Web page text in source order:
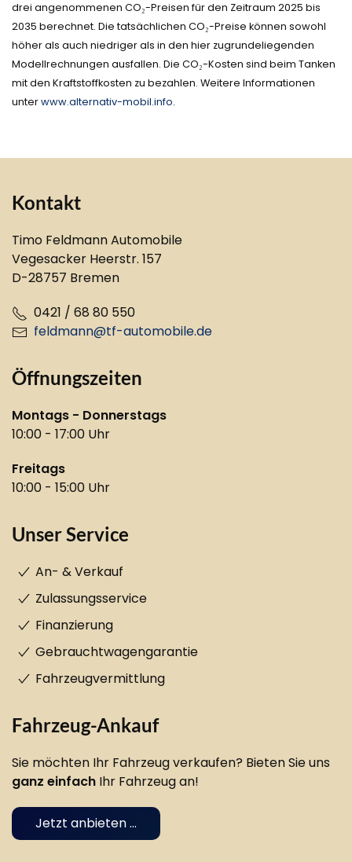
drei angenommenen CO₂-Preisen für den Zeitraum 2025 bis
2035 berechnet. Die tatsächlichen CO₂-Preise können sowohl
höher als auch niedriger als in den hier zugrundeliegenden
Modellrechnungen ausfallen. Die CO₂-Kosten sind beim Tanken
mit den Kraftstoffkosten zu bezahlen. Weitere Informationen
unterwww.alternativ-mobil.info.
Kontakt
Timo Feldmann Automobile
Vegesacker Heerstr. 157
D-28757 Bremen
0421 / 68 80 550
feldmann@tf-automobile.de
Öffnungszeiten
Montags - Donnerstags
10:00 - 17:00 Uhr
Freitags
10:00 - 15:00 Uhr
Unser Service
An- & Verkauf
Zulassungsservice
Finanzierung
Gebrauchtwagengarantie
Fahrzeugvermittlung
Fahrzeug-Ankauf
Sie möchten Ihr Fahrzeug verkaufen? Bieten Sie uns
ganz einfach Ihr Fahrzeug an!
Jetzt anbieten ...